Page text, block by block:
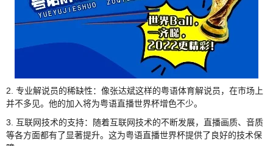
2. 专业解说员的稀缺性：像张达斌这样的粤语体育解说员，在市场上
并不多见。他的加入将为粤语直播世界杯增色不少。
3. 互联网技术的支持：随着互联网技术的不断发展，直播画质、音质
等各方面都有了显著提升。这为粤语直播世界杯提供了良好的技术保